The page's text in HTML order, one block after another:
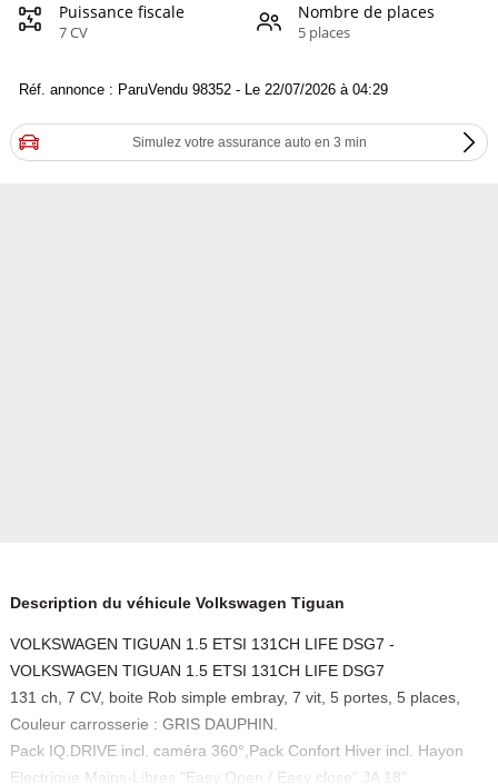
Puissance fiscale
7 CV
Nombre de places
5 places
Réf. annonce : ParuVendu 98352 - Le 22/07/2026 à 04:29
Simulez votre assurance auto en 3 min
Description du véhicule Volkswagen Tiguan
VOLKSWAGEN TIGUAN 1.5 ETSI 131CH LIFE DSG7 -
VOLKSWAGEN TIGUAN 1.5 ETSI 131CH LIFE DSG7
131 ch, 7 CV, boite Rob simple embray, 7 vit, 5 portes, 5 places,
Couleur carrosserie : GRIS DAUPHIN.
Pack IQ.DRIVE incl. caméra 360°,Pack Confort Hiver incl. Hayon
Electrique Mains-Libres "Easy Open / Easy close",JA 18"